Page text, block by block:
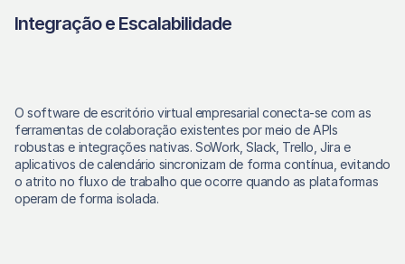
Integração e Escalabilidade
O software de escritório virtual empresarial conecta-se com as
ferramentas de colaboração existentes por meio de APIs
robustas e integrações nativas. SoWork, Slack, Trello, Jira e
aplicativos de calendário sincronizam de forma contínua, evitando
o atrito no fluxo de trabalho que ocorre quando as plataformas
operam de forma isolada.